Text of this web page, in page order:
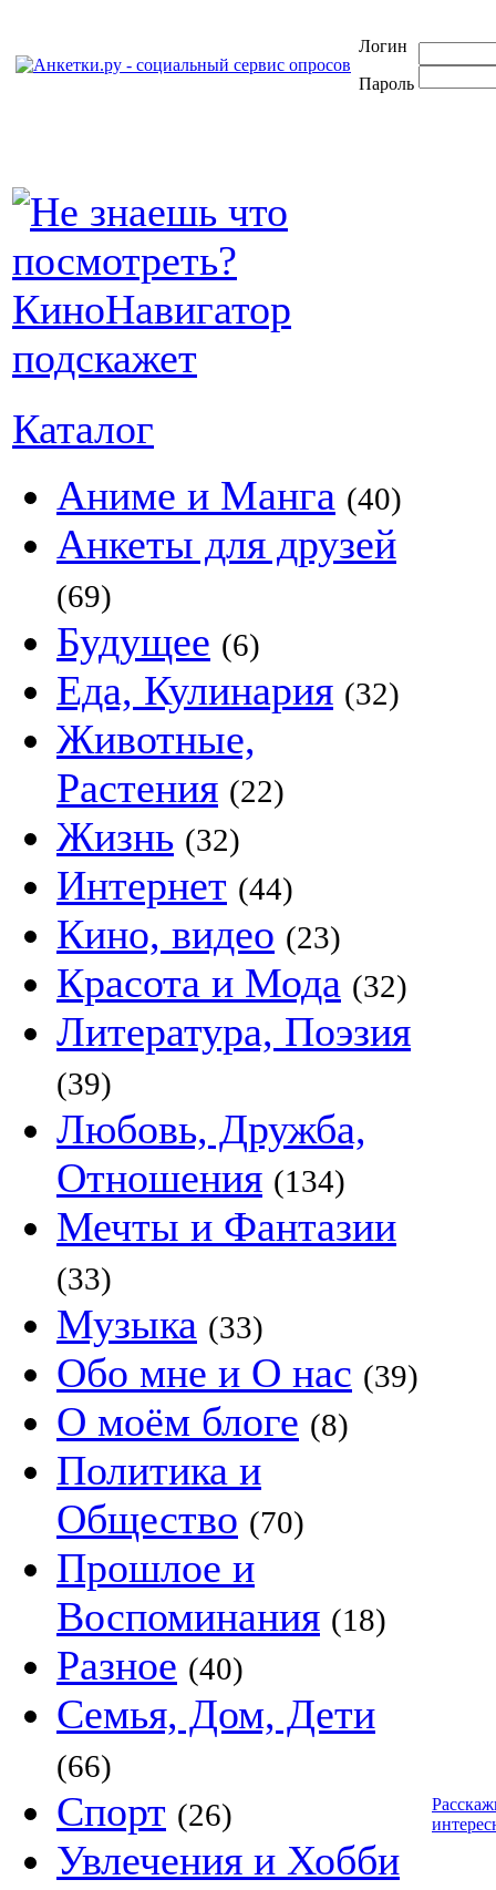
Логин
Пароль
Каталог
Аниме и Манга (40)
Анкеты для друзей
(69)
Будущее (6)
Еда, Кулинария (32)
Животные,
Растения (22)
Жизнь (32)
Интернет (44)
Кино, видео (23)
Красота и Мода (32)
Литература, Поэзия
(39)
Любовь, Дружба,
Отношения (134)
Мечты и Фантазии
(33)
Музыка (33)
Обо мне и О нас (39)
О моём блоге (8)
Политика и
Общество (70)
Прошлое и
Воспоминания (18)
Разное (40)
Семья, Дом, Дети
(66)
Спорт (26)
Увлечения и Хобби